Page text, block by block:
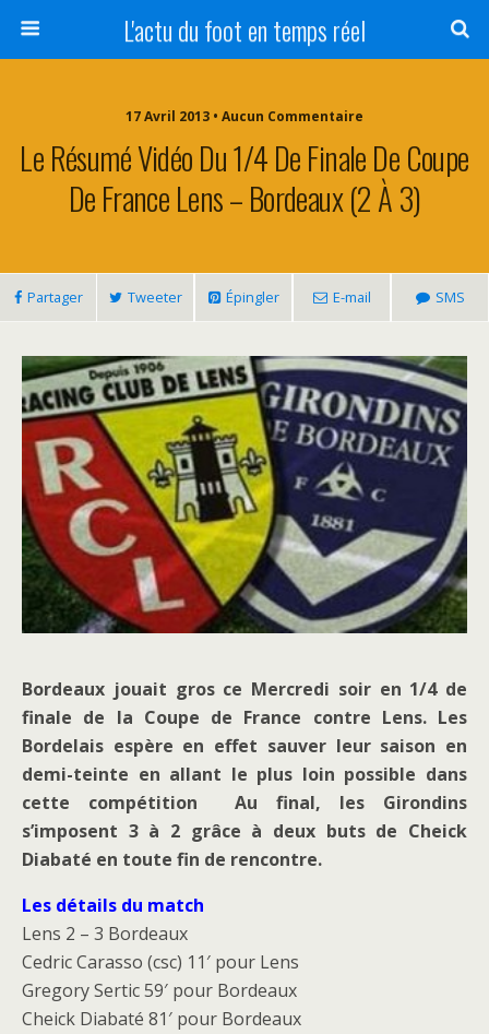
L'actu du foot en temps réel
17 Avril 2013 • Aucun Commentaire
Le Résumé Vidéo Du 1/4 De Finale De Coupe
De France Lens – Bordeaux (2 À 3)
Partager Tweeter Épingler E-mail SMS
Bordeaux jouait gros ce Mercredi soir en 1/4 de
finale de la Coupe de France contre Lens. Les
Bordelais espère en effet sauver leur saison en
demi-teinte en allant le plus loin possible dans
cette compétition Au final, les Girondins
s’imposent 3 à 2 grâce à deux buts de Cheick
Diabaté en toute fin de rencontre.
Les détails du match
Lens 2 – 3 Bordeaux
Cedric Carasso (csc) 11′ pour Lens
Gregory Sertic 59′ pour Bordeaux
Cheick Diabaté 81′ pour Bordeaux